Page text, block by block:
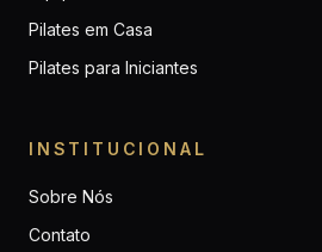
Pilates em Casa
Pilates para Iniciantes
INSTITUCIONAL
Sobre Nós
Contato